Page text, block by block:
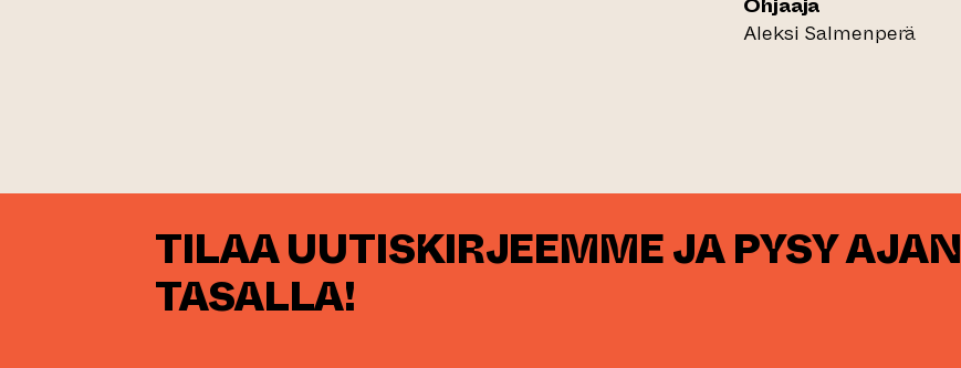
Aleksi Salmenperä
TILAA UUTISKIRJEEMME JA PYSY AJAN
TASALLA!